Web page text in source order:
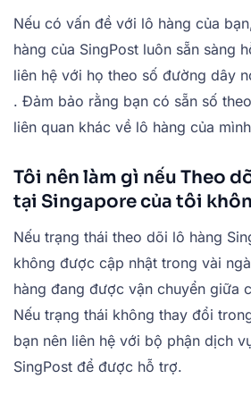
Nếu có vấn đề với lô hàng của
hàng của SingPost luôn sẵn sàng
liên hệ với họ theo số đường dây
. Đảm bảo rằng bạn có sẵn số
liên quan khác về lô hàng của
Tôi nên làm gì nếu Theo
tại Singapore của tôi
Nếu trạng thái theo dõi lô hàng
không được cập nhật trong vài
hàng đang được vận chuyển giữa
Nếu trạng thái không thay đổi
bạn nên liên hệ với bộ phận dịch
SingPost để được hỗ trợ.